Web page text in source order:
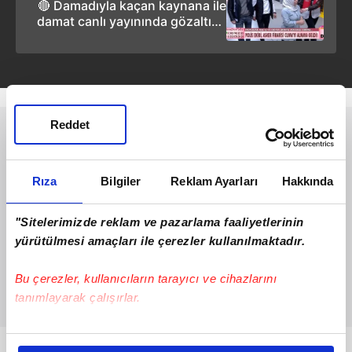
Rıza Bilgiler Reklam Ayarları Hakkında
"Sitelerimizde reklam ve pazarlama faaliyetlerinin
yürütülmesi amaçları ile çerezler kullanılmaktadır.
Bu çerezler, kullanıcıların tarayıcı ve cihazlarını
tanımlayarak çalışırlar.
Bu çerezlere izin vermeniz halinde sizlere özel
Reddet
🔴 Damadıyla kaçan kaynana ile
damat canlı yayınında gözaltına